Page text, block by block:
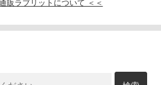
販ラブリットについて ＜＜